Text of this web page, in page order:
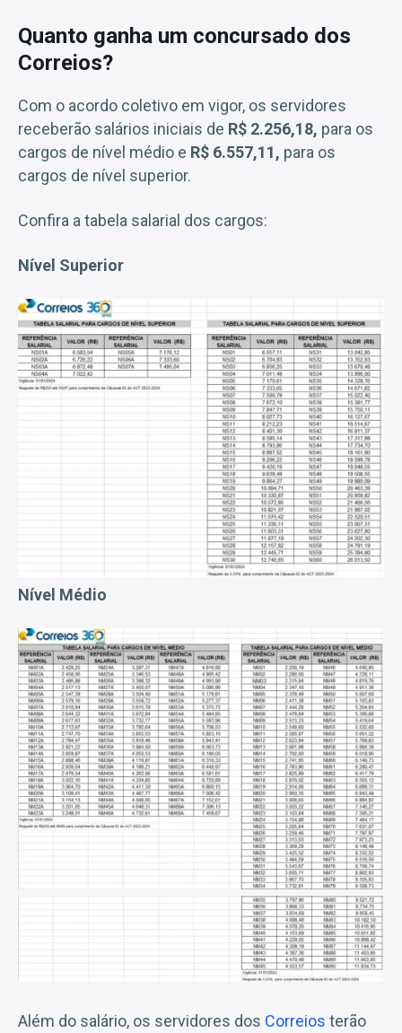
Quanto ganha um concursado dos
Correios?
Com o acordo coletivo em vigor, os servidores
receberão salários iniciais de R$ 2.256,18, para os
cargos de nível médio e R$ 6.557,11, para os
cargos de nível superior.
Confira a tabela salarial dos cargos:
Nível Superior
Nível Médio
Além do salário, os servidores dos Correios terão